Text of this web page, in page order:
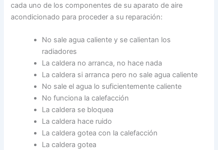
cada uno de los componentes de su aparato de aire
acondicionado para proceder a su reparación:
No sale agua caliente y se calientan los
radiadores
La caldera no arranca, no hace nada
La caldera si arranca pero no sale agua caliente
No sale el agua lo suficientemente caliente
No funciona la calefacción
La caldera se bloquea
La caldera hace ruido
La caldera gotea con la calefacción
La caldera gotea